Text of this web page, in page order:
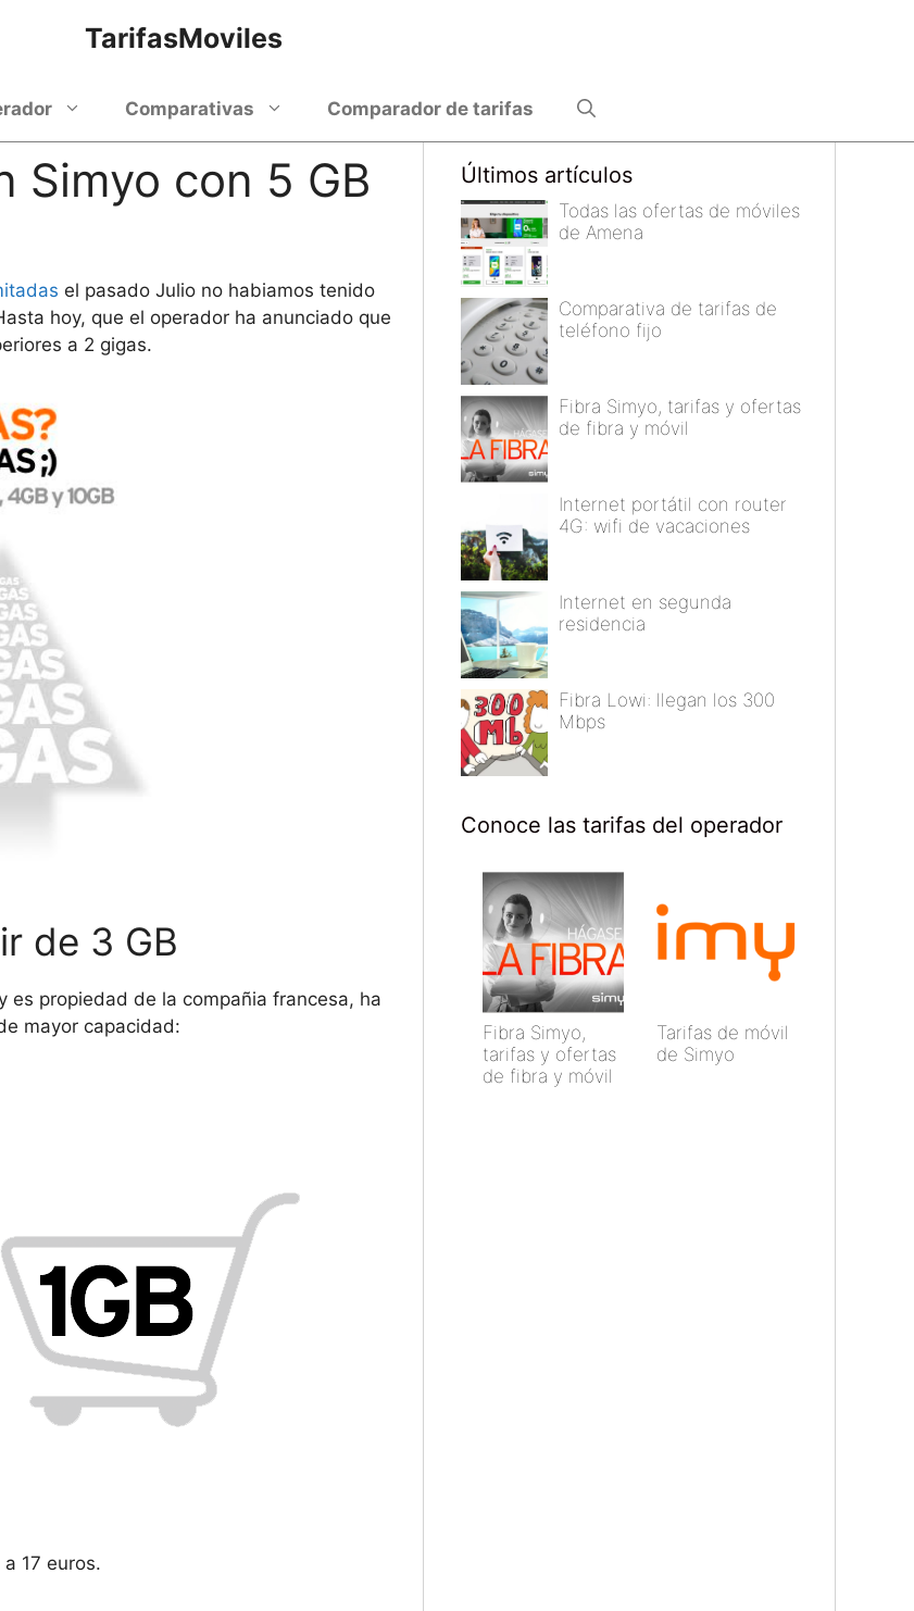
TarifasMoviles
Comparativas Comparador de tarifas
Simyo con 5 GB
el pasado Julio no habiamos tenido
hoy, que el operador ha anunciado que
a 2 gigas.
de 3 GB
es propiedad de la compañia francesa, ha
mayor capacidad:
17 euros.
Últimos artículos
Todas las ofertas de móviles
de Amena
Comparativa de tarifas de
teléfono fijo
Fibra Simyo, tarifas y ofertas
de fibra y móvil
Internet portátil con router
4G: wifi de vacaciones
Internet en segunda
residencia
Fibra Lowi: llegan los 300
Mbps
Conoce las tarifas del operador
Fibra Simyo,
tarifas y ofertas
de fibra y móvil
Tarifas de móvil
de Simyo